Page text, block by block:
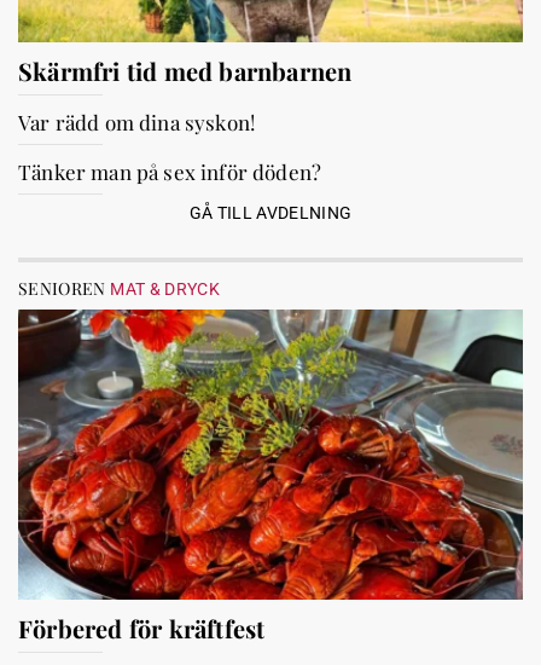
Skärmfri tid med barnbarnen
Var rädd om dina syskon!
Tänker man på sex inför döden?
GÅ TILL AVDELNING
SENIOREN MAT & DRYCK
Förbered för kräftfest